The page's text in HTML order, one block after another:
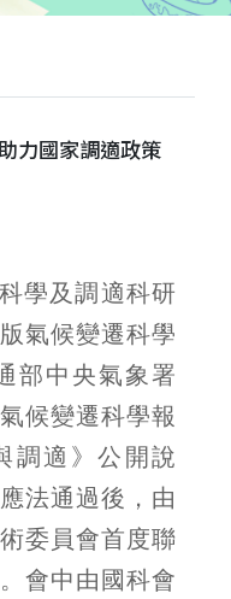
力國家調適政策
學及調適科研
氣候變遷科學
部中央氣象署
候變遷科學報
調適》公開說
法通過後，由
委員會首度聯
會中由國科會